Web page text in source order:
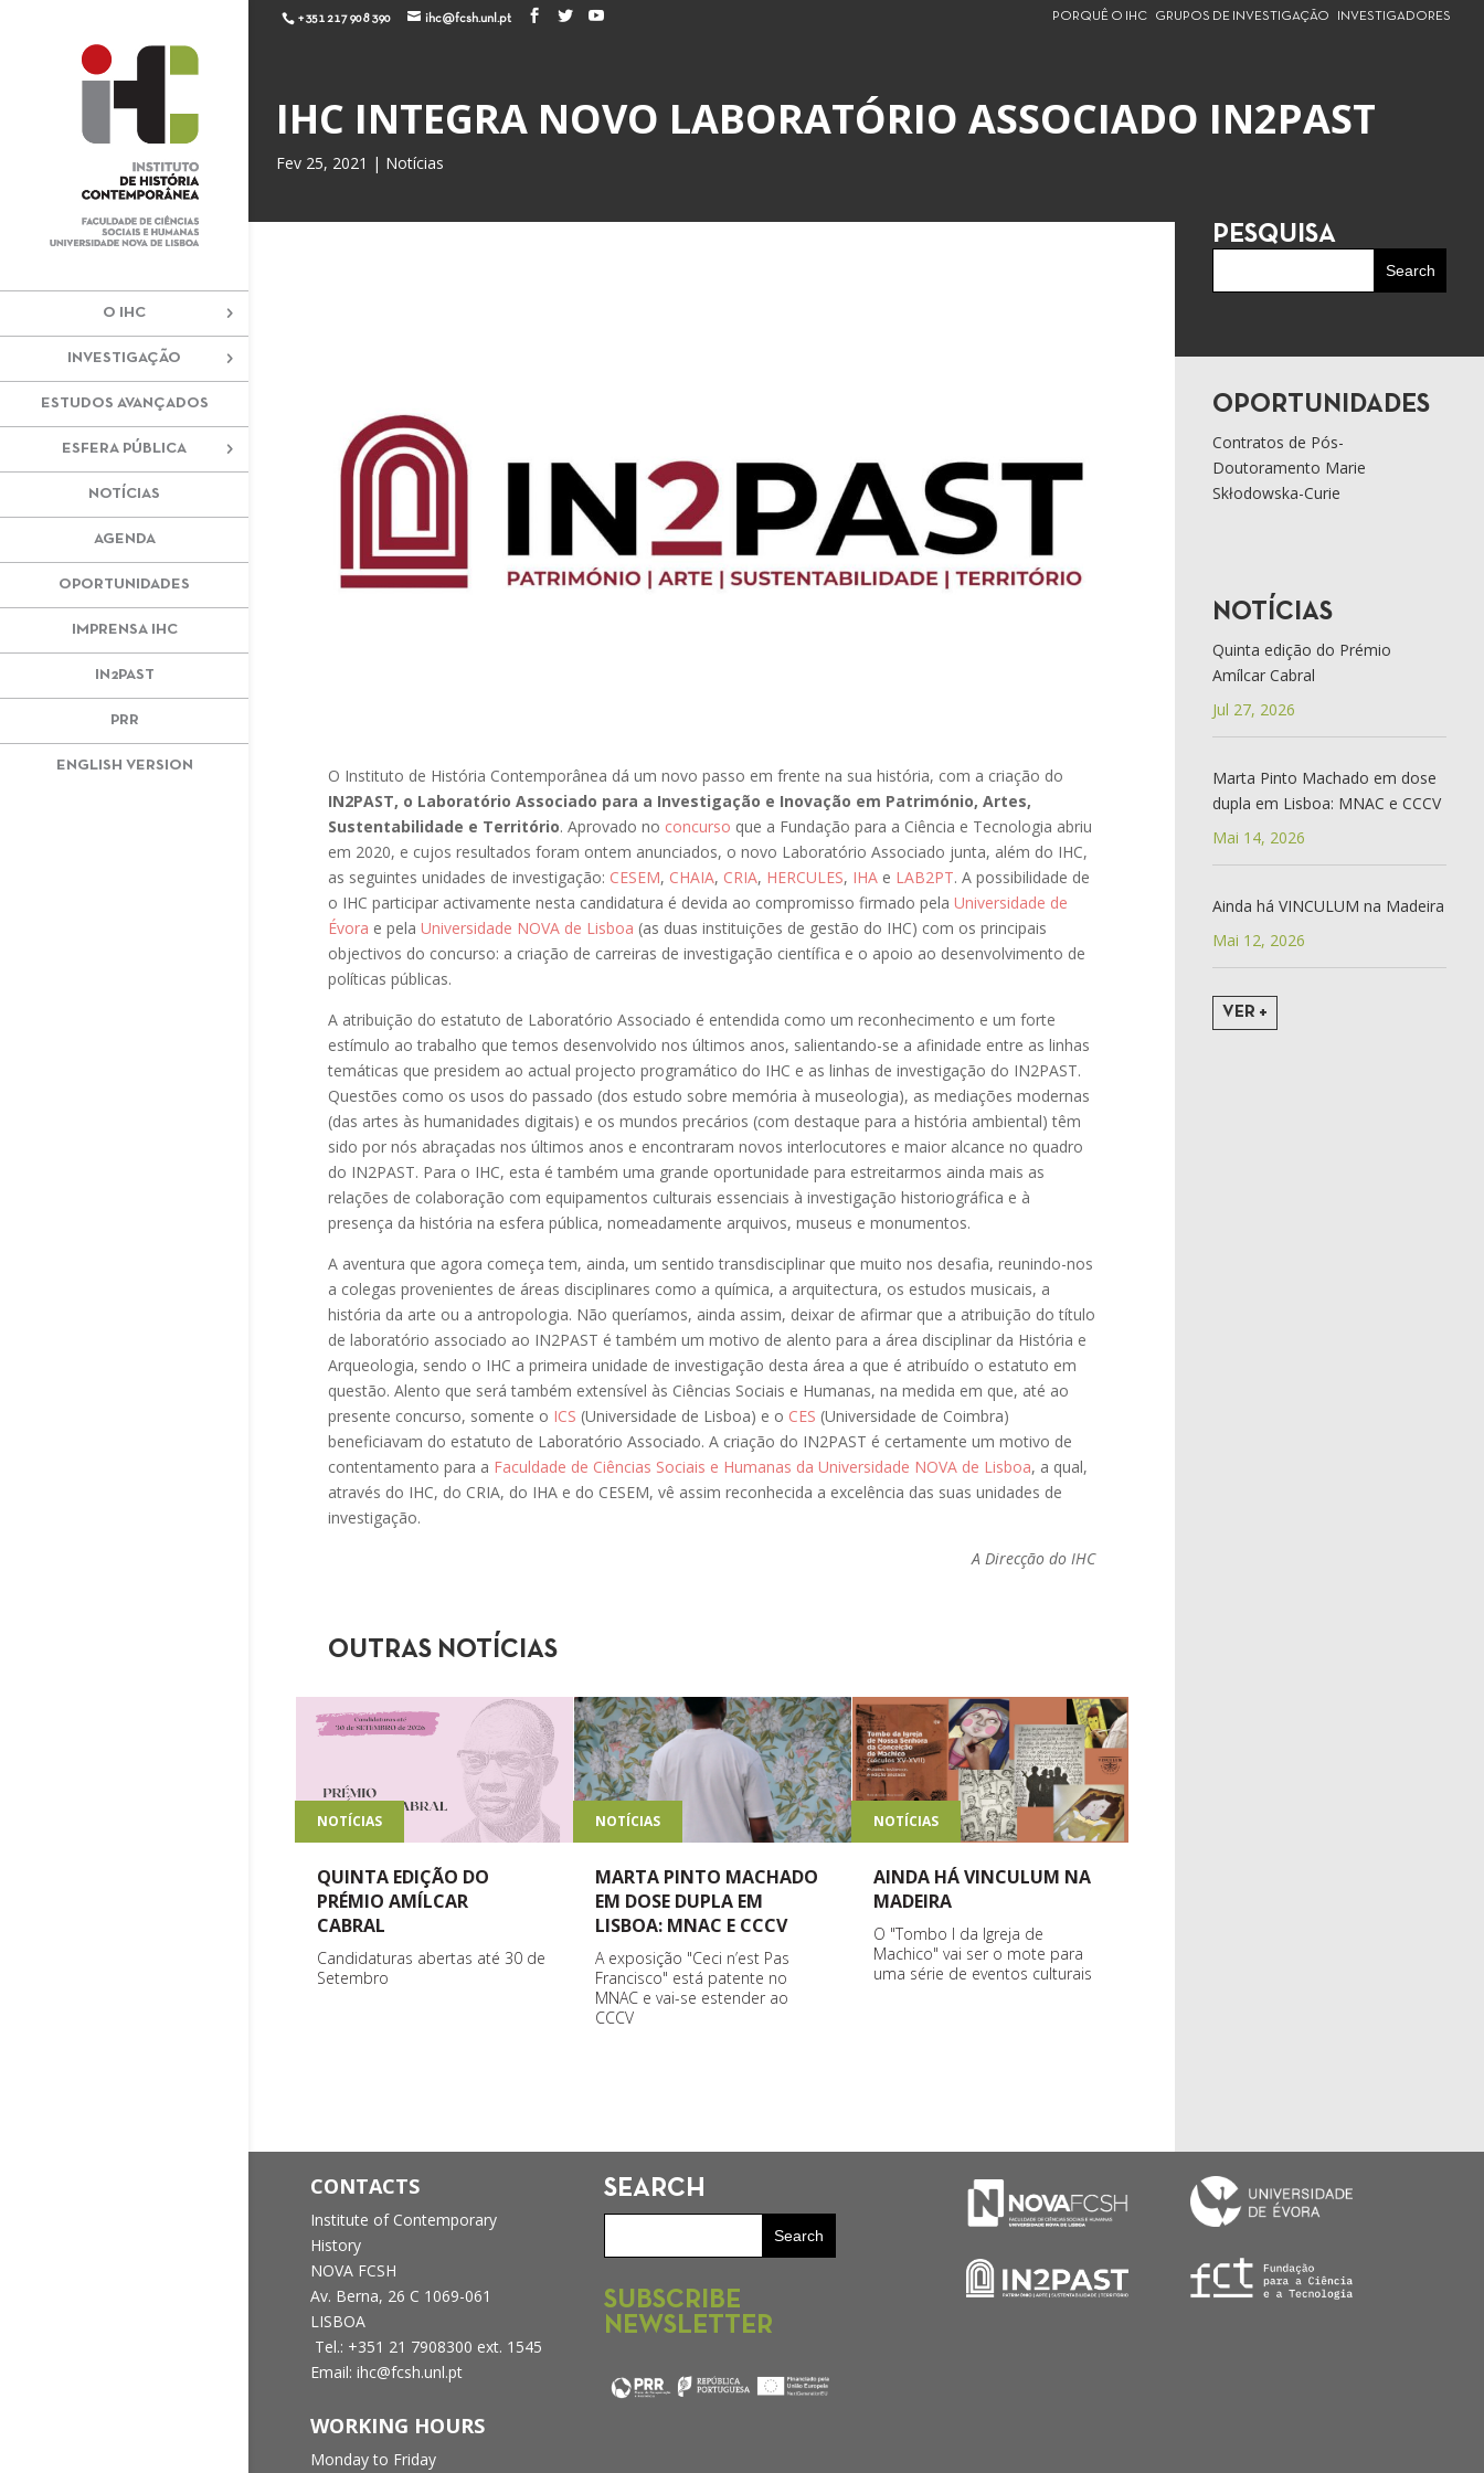
+351 217 908 390 ihc@fcsh.unl.pt PORQUÊ O IHC GRUPOS DE INVESTIGAÇÃO INVESTIGADORES
O IHC
INVESTIGAÇÃO
ESTUDOS AVANÇADOS
ESFERA PÚBLICA
NOTÍCIAS
AGENDA
OPORTUNIDADES
IMPRENSA IHC
IN2PAST
PRR
ENGLISH VERSION
IHC INTEGRA NOVO LABORATÓRIO ASSOCIADO IN2PAST
Fev 25, 2021 | Notícias
O Instituto de História Contemporânea dá um novo passo em frente na sua história, com a criação do
IN2PAST, o Laboratório Associado para a Investigação e Inovação em Património, Artes,
Sustentabilidade e Território. Aprovado no concurso que a Fundação para a Ciência e Tecnologia abriu
em 2020, e cujos resultados foram ontem anunciados, o novo Laboratório Associado junta, além do IHC,
as seguintes unidades de investigação: CESEM, CHAIA, CRIA, HERCULES, IHAe LAB2PT. A possibilidade de
o IHC participar activamente nesta candidatura é devida ao compromisso firmado pela Universidade de
Évora e pela Universidade NOVA de Lisboa (as duas instituições de gestão do IHC) com os principais
objectivos do concurso: a criação de carreiras de investigação científica e o apoio ao desenvolvimento de
políticas públicas.
A atribuição do estatuto de Laboratório Associado é entendida como um reconhecimento e um forte
estímulo ao trabalho que temos desenvolvido nos últimos anos, salientando-se a afinidade entre as linhas
temáticas que presidem ao actual projecto programático do IHC e as linhas de investigação do IN2PAST.
Questões como os usos do passado (dos estudo sobre memória à museologia), as mediações modernas
(das artes às humanidades digitais) e os mundos precários (com destaque para a história ambiental) têm
sido por nós abraçadas nos últimos anos e encontraram novos interlocutores e maior alcance no quadro
do IN2PAST. Para o IHC, esta é também uma grande oportunidade para estreitarmos ainda mais as
relações de colaboração com equipamentos culturais essenciais à investigação historiográfica e à
presença da história na esfera pública, nomeadamente arquivos, museus e monumentos.
A aventura que agora começa tem, ainda, um sentido transdisciplinar que muito nos desafia, reunindo-nos
a colegas provenientes de áreas disciplinares como a química, a arquitectura, os estudos musicais, a
história da arte ou a antropologia. Não queríamos, ainda assim, deixar de afirmar que a atribuição do título
de laboratório associado ao IN2PAST é também um motivo de alento para a área disciplinar da História e
Arqueologia, sendo o IHC a primeira unidade de investigação desta área a que é atribuído o estatuto em
questão. Alento que será também extensível às Ciências Sociais e Humanas, na medida em que, até ao
presente concurso, somente o ICS (Universidade de Lisboa) e o CES (Universidade de Coimbra)
beneficiavam do estatuto de Laboratório Associado. A criação do IN2PAST é certamente um motivo de
contentamento para a Faculdade de Ciências Sociais e Humanas da Universidade NOVA de Lisboa, a qual,
através do IHC, do CRIA, do IHA e do CESEM, vê assim reconhecida a excelência das suas unidades de
investigação.
A Direcção do IHC
OUTRAS NOTÍCIAS
NOTÍCIAS
QUINTA EDIÇÃO DO
PRÉMIO AMÍLCAR
CABRAL
Candidaturas abertas até 30 de
Setembro
NOTÍCIAS
MARTA PINTO MACHADO
EM DOSE DUPLA EM
LISBOA: MNAC E CCCV
A exposição "Ceci n’est Pas
Francisco" está patente no
MNAC e vai-se estender ao
CCCV
NOTÍCIAS
AINDA HÁ VINCULUM NA
MADEIRA
O "Tombo I da Igreja de
Machico" vai ser o mote para
uma série de eventos culturais
PESQUISA
OPORTUNIDADES
Contratos de Pós-
Doutoramento Marie
Skłodowska-Curie
NOTÍCIAS
Quinta edição do Prémio
Amílcar Cabral
Jul 27, 2026
Marta Pinto Machado em dose
dupla em Lisboa: MNAC e CCCV
Mai 14, 2026
Ainda há VINCULUM na Madeira
Mai 12, 2026
VER +
CONTACTS
Institute of Contemporary
History
NOVA FCSH
Av. Berna, 26 C 1069-061
LISBOA
Tel.: +351 21 7908300 ext. 1545
Email: ihc@fcsh.unl.pt
WORKING HOURS
Monday to Friday
SEARCH
SUBSCRIBE
NEWSLETTER